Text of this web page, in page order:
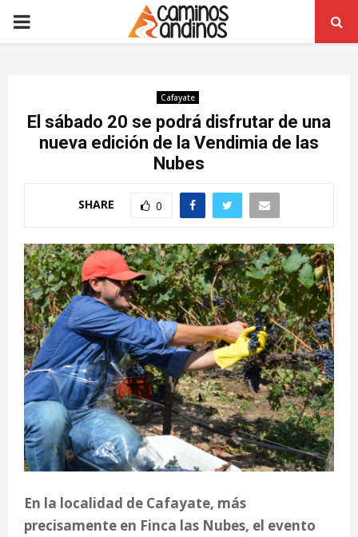
PRIMARY
Cafayate
El sábado 20 se podrá disfrutar de una
nueva edición de la Vendimia de las
Nubes
SHARE 0
En la localidad de Cafayate, más
precisamente en Finca las Nubes, el evento